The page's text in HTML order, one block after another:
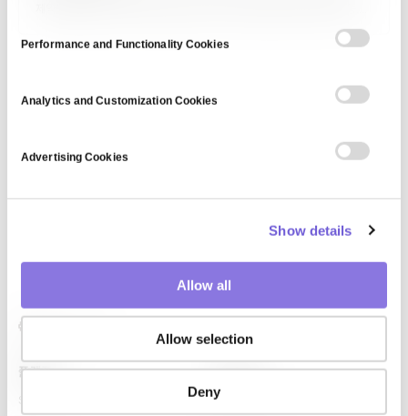
Performance and Functionality Cookies
Analytics and Customization Cookies
Advertising Cookies
Show details
Allow all
Allow selection
Deny
스키마 검증, 비즈니스 규칙 검증 등 다양한 수준에서 수행됩니다. Great
Expectations, Soda, Monte Carlo 같은 도구가 활용되며, 데이터
플랫폼 핵심 역량
LLM Capsule